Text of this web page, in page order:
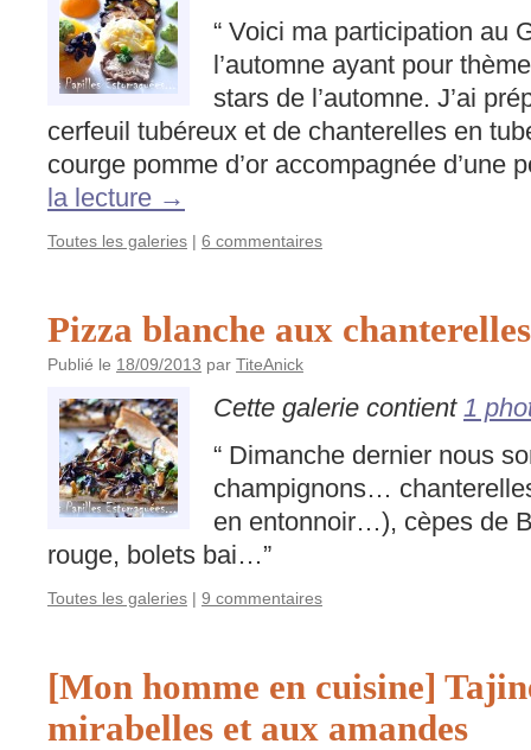
“ Voici ma participation au
l’automne ayant pour
stars de l’automne. J’ai
cerfeuil tubéreux et de chanterelles en
courge pomme d’or accompagnée
la lecture →
Toutes les galeries | 6 commentaires
Pizza blanche aux
Publié le 18/09/2013 par TiteAnick
Cette galerie contient 1
“ Dimanche dernier nous
champignons…
en entonnoir…), cèpes de
rouge, bolets bai…”
Toutes les galeries | 9 commentaires
[Mon homme en cuisine]
mirabelles et aux amandes